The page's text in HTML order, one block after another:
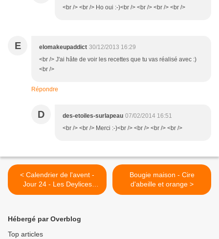
<br /> <br /> Ho oui :-)<br /> <br /> <br /> <br />
E elomakeupaddict 30/12/2013 16:29
<br /> J'ai hâte de voir les recettes que tu vas réalisé avec :)
<br />
Répondre
D des-etoiles-surlapeau 07/02/2014 16:51
<br /> <br /> Merci :-)<br /> <br /> <br /> <br />
< Calendrier de l'avent -
Jour 24 - Les Deylices
d'Audrey [Résultat]
Bougie maison - Cire
d'abeille et orange >
Hébergé par Overblog
Top articles